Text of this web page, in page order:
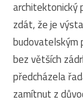
architektonický
zdát, že je
budovatelským
bez větších
předcházela
zamítnut z